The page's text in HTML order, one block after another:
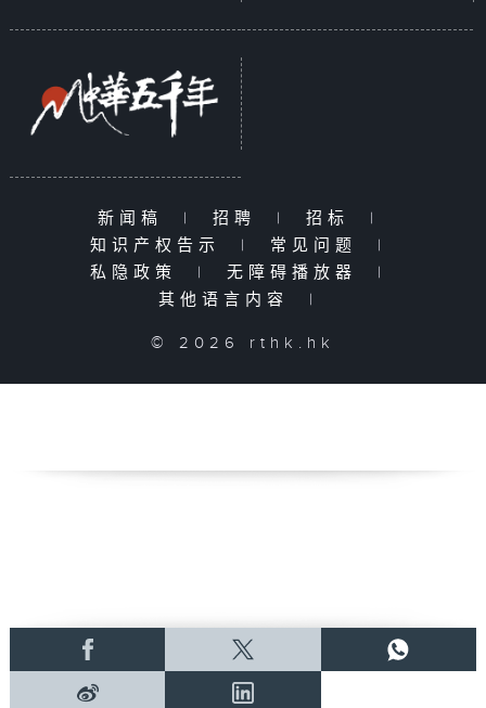
新闻稿 | 招聘 | 招标
|
知识产权告示
| 常见问题
|
私隐政策
| 无障碍播放器
|
其他语言内容
|
© 2026 rthk.hk